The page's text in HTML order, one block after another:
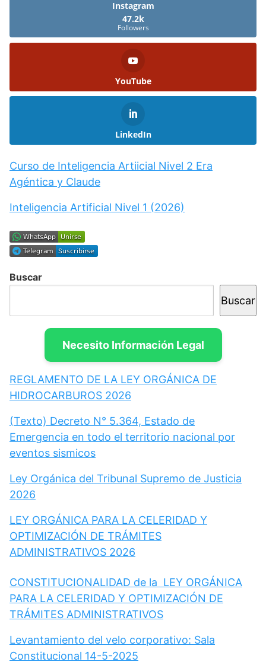
Instagram
47.2k
Followers
YouTube
LinkedIn
Curso de Inteligencia Artiicial Nivel 2 Era
Agéntica y Claude
Inteligencia Artificial Nivel 1 (2026)
Buscar
Buscar
Necesito Información Legal
REGLAMENTO DE LA LEY ORGÁNICA DE
HIDROCARBUROS 2026
(Texto) Decreto N° 5.364, Estado de
Emergencia en todo el territorio nacional por
eventos sismicos
Ley Orgánica del Tribunal Supremo de Justicia
2026
LEY ORGÁNICA PARA LA CELERIDAD Y
OPTIMIZACIÓN DE TRÁMITES
ADMINISTRATIVOS 2026
CONSTITUCIONALIDAD de la LEY ORGÁNICA
PARA LA CELERIDAD Y OPTIMIZACIÓN DE
TRÁMITES ADMINISTRATIVOS
Levantamiento del velo corporativo: Sala
Constitucional 14-5-2025